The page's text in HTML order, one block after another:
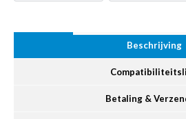
Beschrijving
Betaling &